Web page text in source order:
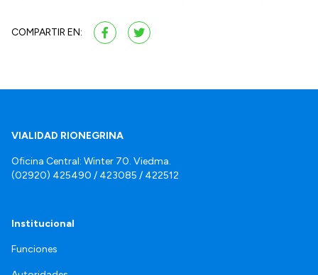
COMPARTIR EN:
VIALIDAD RIONEGRINA
Oficina Central: Winter 70. Viedma.
(02920) 425490 / 423085 / 422512
Institucional
Funciones